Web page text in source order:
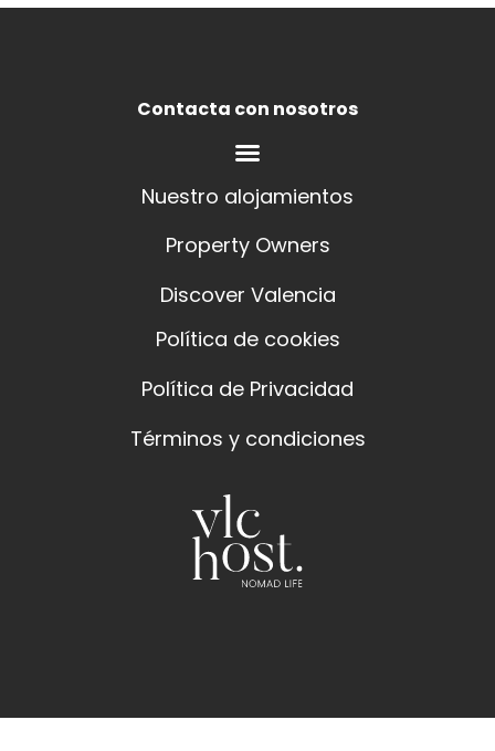
Contacta con nosotros
Nuestro alojamientos
Property Owners
Discover Valencia
Política de cookies
Política de Privacidad
Términos y condiciones